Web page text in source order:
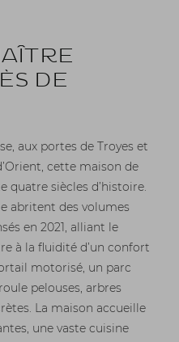
DE
aux portes de Troyes et
cette maison de
quatre siècles d’histoire.
abritent des volumes
en 2021, alliant le
à la fluidité d’un confort
motorisé, un parc
pelouses, arbres
La maison accueille
une vaste cuisine